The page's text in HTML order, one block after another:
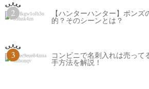
2
【ハンターハンター】ポン
的？そのシーンとは？
3
コンビニで名刺入れは売って
手方法を解説！